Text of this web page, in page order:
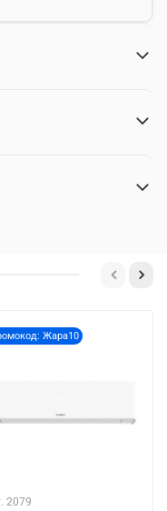
Жара10
2079